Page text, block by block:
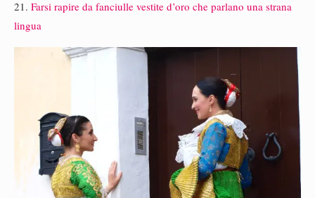
21. Farsi rapire da fanciulle vestite d’oro che parlano una strana
lingua